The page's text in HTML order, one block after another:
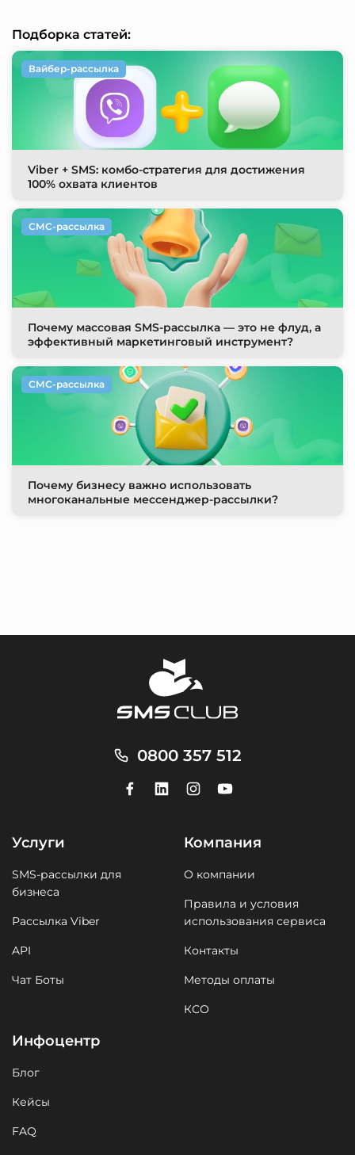
Подборка статей:
Viber + SMS: комбо-стратегия для достижения
100% охвата клиентов
Вайбер-рассылка
Почему массовая SMS-рассылка — это не флуд, а
эффективный маркетинговый инструмент?
СМС-рассылка
Почему бизнесу важно использовать
многоканальные мессенджер-рассылки?
СМС-рассылка
0800 357 512
Услуги
SMS-рассылки для
бизнеса
Рассылка Viber
API
Чат Боты
Компания
О компании
Правила и условия
использования сервиса
Контакты
Методы оплаты
КСО
Инфоцентр
Блог
Кейсы
FAQ